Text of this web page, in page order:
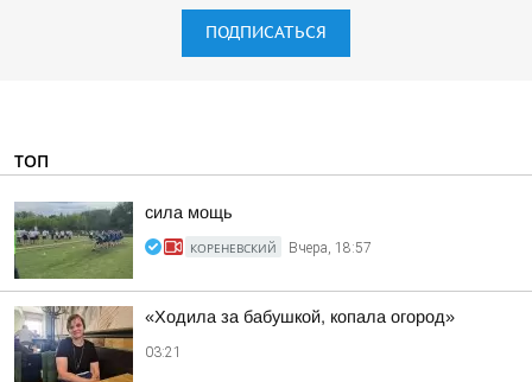
ПОДПИСАТЬСЯ
ТОП
сила мощь
КОРЕНЕВСКИЙ Вчера, 18:57
«Ходила за бабушкой, копала огород»
03:21